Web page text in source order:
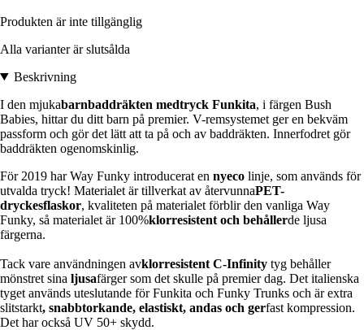
Produkten är inte tillgänglig
Alla varianter är slutsålda
Beskrivning
I den mjukabarnbaddräkten medtryck Funkita, i färgen Bush
Babies, hittar du ditt barn på premier. V-remsystemet ger en bekväm
passform och gör det lätt att ta på och av baddräkten. Innerfodret gör
baddräkten ogenomskinlig.
För 2019 har Way Funky introducerat en nyeco linje, som används för
utvalda tryck! Materialet är tillverkat av återvunnaPET-
dryckesflaskor, kvaliteten på materialet förblir den vanliga Way
Funky, så materialet är 100%klorresistent och behållerde ljusa
färgerna.
Tack vare användningen avklorresistent C-Infinity tyg behåller
mönstret sina ljusafärger som det skulle på premier dag. Det italienska
tyget används uteslutande för Funkita och Funky Trunks och är extra
slitstarkt, snabbtorkande, elastiskt, andas och gerfast kompression.
Det har också UV 50+ skydd.